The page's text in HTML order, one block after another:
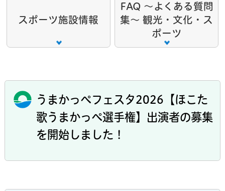
スポーツ施設情報
FAQ ～よくある質問
集～ 観光・文化・ス
ポーツ
うまかっぺフェスタ2026【ほこた
歌うまかっぺ選手権】出演者の募集
を開始しました！